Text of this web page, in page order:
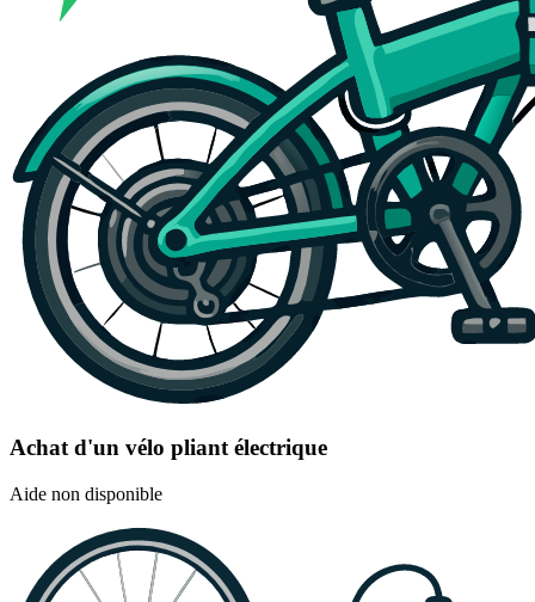
Achat d'un vélo pliant électrique
Aide non disponible